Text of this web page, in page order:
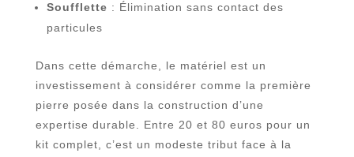
Soufflette : Élimination sans contact des
particules
Dans cette démarche, le matériel est un
investissement à considérer comme la première
pierre posée dans la construction d’une
expertise durable. Entre 20 et 80 euros pour un
kit complet, c’est un modeste tribut face à la